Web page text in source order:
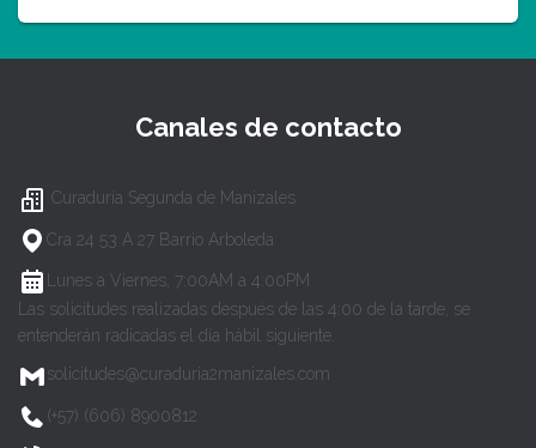
Canales de contacto
Curaduría Segunda de Manizales
Cra 24 53 A 27 Barrio Arboleda
Lunes a Viernes, 7:00AM a 4:00PM
Las solicitudes realizadas después de las 4:00 de la tarde, se
entenderán radicadas el día hábil siguiente.
solicitudes@curaduria2manizales.com
(+57) (606) 8900812